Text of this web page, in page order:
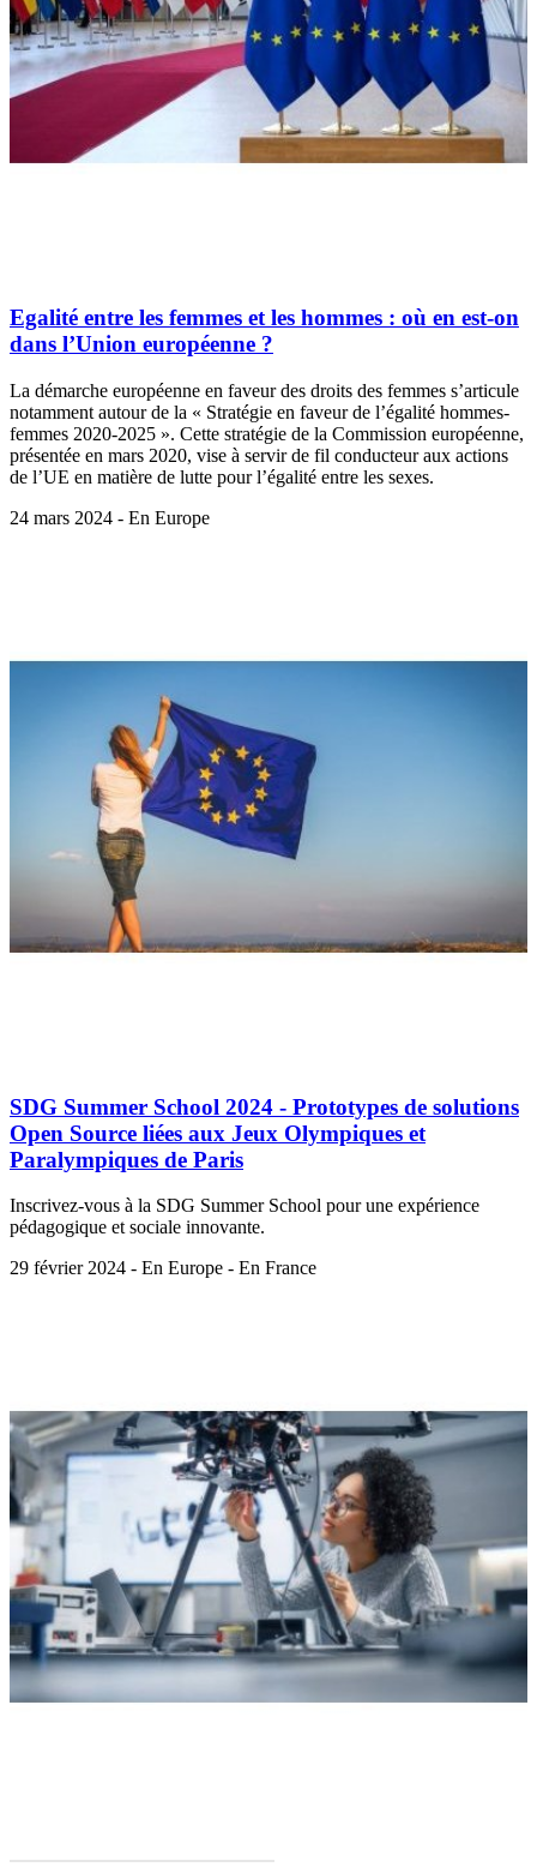
Egalité entre les femmes et les hommes : où en est-on
dans l’Union européenne ?
La démarche européenne en faveur des droits des femmes s’articule
notamment autour de la « Stratégie en faveur de l’égalité hommes-
femmes 2020-2025 ». Cette stratégie de la Commission européenne,
présentée en mars 2020, vise à servir de fil conducteur aux actions
de l’UE en matière de lutte pour l’égalité entre les sexes.
24 mars 2024 - En Europe
SDG Summer School 2024 - Prototypes de solutions
Open Source liées aux Jeux Olympiques et
Paralympiques de Paris
Inscrivez-vous à la SDG Summer School pour une expérience
pédagogique et sociale innovante.
29 février 2024 - En Europe - En France